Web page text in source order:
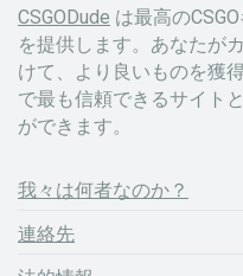
CSGODude は最高の
を提供します。あなたが
けて、より良いものを獲
で最も信頼できるサイト
ができます。
我々は何者なのか？
連絡先